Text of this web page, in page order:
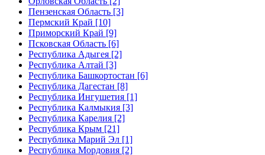
Пензенская Область [3]
Пермский Край [10]
Приморский Край [9]
Псковская Область [6]
Республика Адыгея [2]
Республика Алтай [3]
Республика Башкортостан [6]
Республика Дагестан [8]
Республика Ингушетия [1]
Республика Калмыкия [3]
Республика Карелия [2]
Республика Крым [21]
Республика Марий Эл [1]
Республика Мордовия [2]